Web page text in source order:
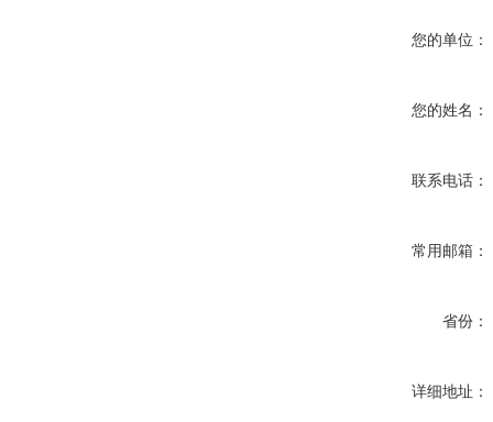
您的单位：
您的姓名：
联系电话：
常用邮箱：
省份：
详细地址：